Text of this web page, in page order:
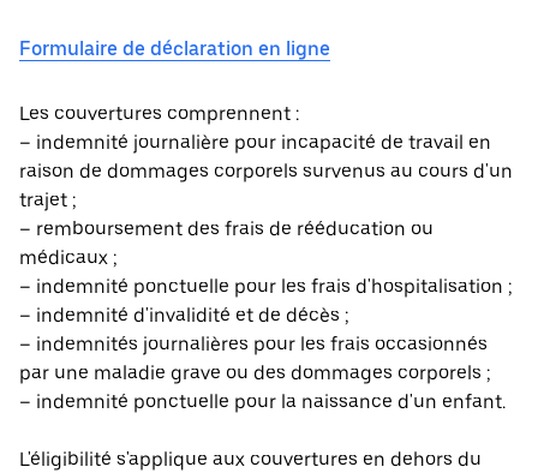
Formulaire de déclaration en ligne
Les couvertures comprennent :
– indemnité journalière pour incapacité de travail en
raison de dommages corporels survenus au cours d'un
trajet ;
– remboursement des frais de rééducation ou
médicaux ;
– indemnité ponctuelle pour les frais d'hospitalisation ;
– indemnité d'invalidité et de décès ;
– indemnités journalières pour les frais occasionnés
par une maladie grave ou des dommages corporels ;
– indemnité ponctuelle pour la naissance d'un enfant.
L'éligibilité s'applique aux couvertures en dehors du